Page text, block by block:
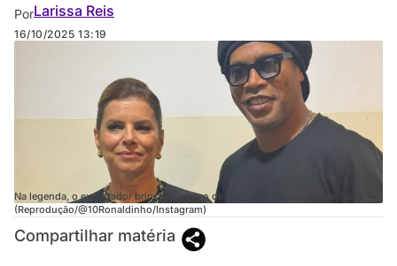
PorLarissa Reis
16/10/2025 13:19
Na legenda, o ex-jogador brincou sobre o desfecho da trama de Vale Tudo
(Reprodução/@10Ronaldinho/Instagram)
Compartilhar matéria